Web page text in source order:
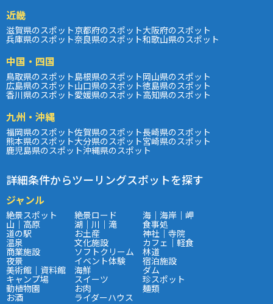
近畿
滋賀県のスポット京都府のスポット大阪府のスポット
兵庫県のスポット奈良県のスポット和歌山県のスポット
中国・四国
鳥取県のスポット島根県のスポット岡山県のスポット
広島県のスポット山口県のスポット徳島県のスポット
香川県のスポット愛媛県のスポット高知県のスポット
九州・沖縄
福岡県のスポット佐賀県のスポット長崎県のスポット
熊本県のスポット大分県のスポット宮崎県のスポット
鹿児島県のスポット沖縄県のスポット
詳細条件からツーリングスポットを探す
ジャンル
絶景スポット 絶景ロード 海｜海岸｜岬
山｜高原 湖｜川｜滝 食事処
道の駅 お土産 神社｜寺院
温泉 文化施設 カフェ｜軽食
商業施設 ソフトクリーム 林道
夜景 イベント体験 宿泊施設
美術館｜資料館 海鮮 ダム
キャンプ場 スイーツ 珍スポット
動植物園 お肉 麺類
お酒 ライダーハウス